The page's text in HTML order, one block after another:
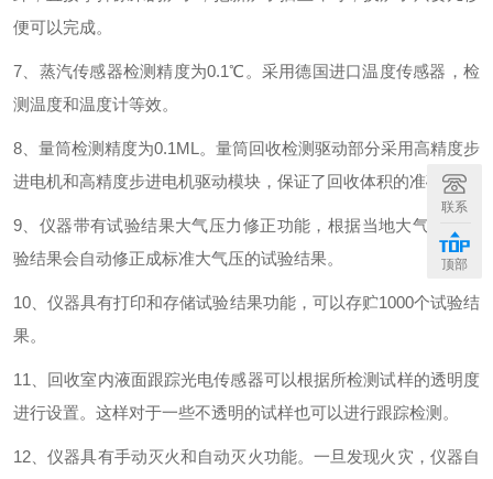
便可以完成。
7、蒸汽传感器检测精度为0.1℃。采用德国进口温度传感器，检
测温度和温度计等效。
8、量筒检测精度为0.1ML。量筒回收检测驱动部分采用高精度步
进电机和高精度步进电机驱动模块，保证了回收体积的准确性。
9、仪器带有试验结果大气压力修正功能，根据当地大气压力试
验结果会自动修正成标准大气压的试验结果。
10、仪器具有打印和存储试验结果功能，可以存贮1000个试验结
果。
11、回收室内液面跟踪光电传感器可以根据所检测试样的透明度
进行设置。这样对于一些不透明的试样也可以进行跟踪检测。
12、仪器具有手动灭火和自动灭火功能。一旦发现火灾，仪器自
联系
顶部